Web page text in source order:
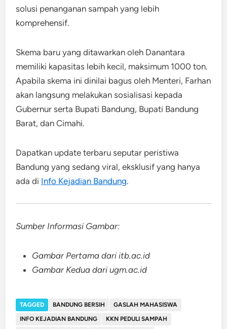
solusi penanganan sampah yang lebih
komprehensif.
Skema baru yang ditawarkan oleh Danantara
memiliki kapasitas lebih kecil, maksimum 1000 ton.
Apabila skema ini dinilai bagus oleh Menteri, Farhan
akan langsung melakukan sosialisasi kepada
Gubernur serta Bupati Bandung, Bupati Bandung
Barat, dan Cimahi.
Dapatkan update terbaru seputar peristiwa
Bandung yang sedang viral, eksklusif yang hanya
ada di Info Kejadian Bandung.
Sumber Informasi Gambar:
Gambar Pertama dari itb.ac.id
Gambar Kedua dari ugm.ac.id
TAGGED BANDUNG BERSIH
GASLAH MAHASISWA
INFO KEJADIAN BANDUNG
KKN PEDULI SAMPAH